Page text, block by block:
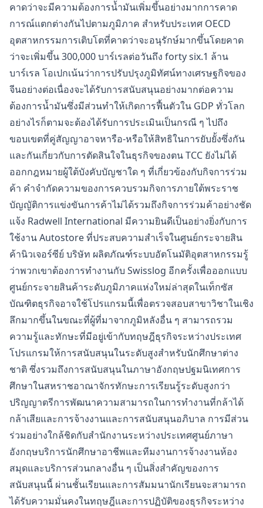
คาดว่าจะมีความต้องการน้ำมันเพิ่มขึ้นอย่างมากการคาด
การณ์แตกต่างกันไปตามภูมิภาค สำหรับประเทศ OECD
อุตสาหกรรมการเติบโตที่คาดว่าจะอนุรักษ์มากขึ้นโดยคาด
ว่าจะเพิ่มขึ้น 300,000 บาร์เรลต่อวันถึง forty six.1 ล้าน
บาร์เรล โอเปกเน้นว่าการปรับปรุงภูมิทัศน์ทางเศรษฐกิจของ
จีนอย่างต่อเนื่องจะได้รับการสนับสนุนอย่างมากต่อความ
ต้องการน้ำมันซึ่งมีส่วนทำให้เกิดการฟื้นตัวใน GDP ทั่วโลก
อย่างไรก็ตามจะต้องได้รับการประเมินเป็นกรณี ๆ ไปถึง
ขอบเขตที่คู่สัญญาอาจหารือ-หรือให้สิทธิในการยับยั้งซึ่งกัน
และกันเกี่ยวกับการตัดสินใจในธุรกิจของตน TCC ยังไม่ได้
ออกกฎหมายผู้ใต้บังคับบัญชาใด ๆ ที่เกี่ยวข้องกับกิจการร่วม
ค้า คำจำกัดความของการควบรวมกิจการภายใต้พระราช
บัญญัติการแข่งขันการค้าไม่ได้รวมถึงกิจการร่วมค้าอย่างชัด
แจ้ง Radwell International มีความยินดีเป็นอย่างยิ่งกับการ
ใช้งาน Autostore ที่ประสบความสำเร็จในศูนย์กระจายสิน
ค้านิวเจอร์ซีย์ บริษัท ผลิตภัณฑ์ระบบอัตโนมัติอุตสาหกรรมรู้
ว่าพวกเขาต้องการทำงานกับ Swisslog อีกครั้งเพื่อออกแบบ
ศูนย์กระจายสินค้าระดับภูมิภาคแห่งใหม่ล่าสุดในเท็กซัส
บัณฑิตธุรกิจอาจใช้โปรแกรมนี้เพื่อตรวจสอบสาขาวิชาในเชิง
ลึกมากขึ้นในขณะที่ผู้ที่มาจากภูมิหลังอื่น ๆ สามารถรวม
ความรู้และทักษะที่มีอยู่เข้ากับทฤษฎีธุรกิจระหว่างประเทศ
โปรแกรมให้การสนับสนุนในระดับสูงสำหรับนักศึกษาต่าง
ชาติ ซึ่งรวมถึงการสนับสนุนในภาษาอังกฤษปฐมนิเทศการ
ศึกษาในสหราชอาณาจักรทักษะการเรียนรู้ระดับสูงกว่า
ปริญญาตรีการพัฒนาความสามารถในการทำงานที่กล้าได้
กล้าเสียและการจ้างงานและการสนับสนุนอภิบาล การมีส่วน
ร่วมอย่างใกล้ชิดกับสำนักงานระหว่างประเทศศูนย์ภาษา
อังกฤษบริการนักศึกษาอาชีพและทีมงานการจ้างงานห้อง
สมุดและบริการส่วนกลางอื่น ๆ เป็นสิ่งสำคัญของการ
สนับสนุนนี้ ผ่านชั้นเรียนและการสัมมนานักเรียนจะสามารถ
ได้รับความมั่นคงในทฤษฎีและการปฏิบัติของธุรกิจระหว่าง